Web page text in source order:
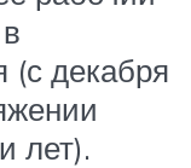
(с декабря
лет).